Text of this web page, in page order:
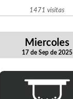
1471 visitas
Miercoles
17 de Sep de 2025